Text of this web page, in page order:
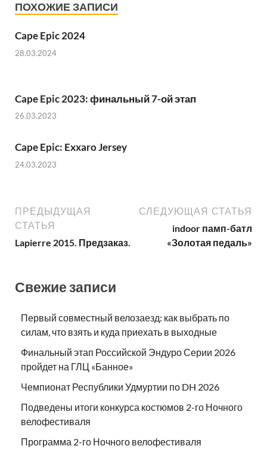
ПОХОЖИЕ ЗАПИСИ
Cape Epic 2024
28.03.2024
Cape Epic 2023: финальный 7-ой этап
26.03.2023
Cape Epic: Exxaro Jersey
24.03.2023
ПРЕДЫДУЩАЯ
СТАТЬЯ
Lapierre 2015. Предзаказ.
СЛЕДУЮЩАЯ СТАТЬЯ
indoor памп-батл
«Золотая педаль»
Свежие записи
Первый совместный велозаезд: как выбрать по
силам, что взять и куда приехать в выходные
Финальный этап Российской Эндуро Серии 2026
пройдет на ГЛЦ «Банное»
Чемпионат Республики Удмуртии по DH 2026
Подведены итоги конкурса костюмов 2-го Ночного
велофестиваля
Программа 2-го Ночного велофестиваля